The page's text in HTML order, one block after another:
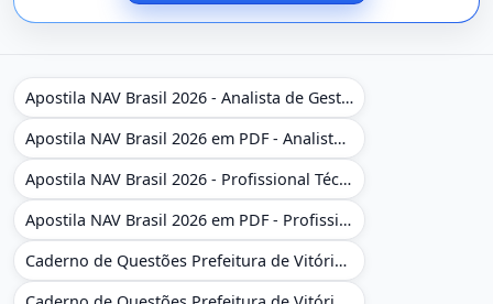
Apostila NAV Brasil 2026 - Analista de Gestão
Apostila NAV Brasil 2026 em PDF - Analista de Gestão
Apostila NAV Brasil 2026 - Profissional Técnico de Navegação Aérea - Operador de Torre de Controle
Apostila NAV Brasil 2026 em PDF - Profissional Técnico de Navegação Aérea - Operador de Torre de Controle
Caderno de Questões Prefeitura de Vitória da Conquista - BA - Conhecimentos Gerais - 450 Questões Gabaritadas